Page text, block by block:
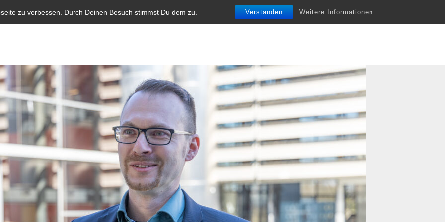
zu verbessen. Durch Deinen Besuch stimmst Du dem zu. Verstanden Weitere Informationen
Start Aktuelles Blauer Brief Parlamentarische Infobriefe Termine Vita Unterstützung